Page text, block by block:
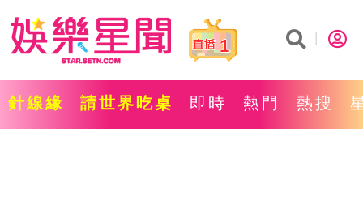
1
針線緣 請世界吃桌 即時 熱門 熱搜